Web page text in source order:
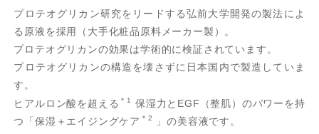
プロテオグリカン研究をリードする弘前大学開発の製法によ
る原液を採用（大手化粧品原料メーカー製）。
プロテオグリカンの効果は学術的に検証されています。
プロテオグリカンの構造を壊さずに日本国内で製造していま
す。
ヒアルロン酸を超える ＊1
保湿力とEGF（整肌）のパワーを持
つ「保湿＋エイジングケア ＊2 」の美容液です。